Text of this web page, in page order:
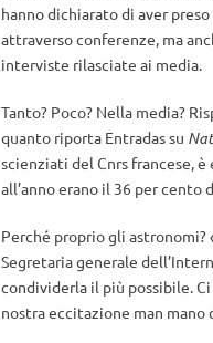
hanno dichiarato di aver
attraverso conferenze, ma
interviste rilasciate ai media.
Tanto? Poco? Nella media?
quanto riporta Entradas su
scienziati del Cnrs francese,
all’anno erano il 36 per
Perché proprio gli astronomi?
Segretaria generale
condividerla il più possibile.
nostra eccitazione man mano